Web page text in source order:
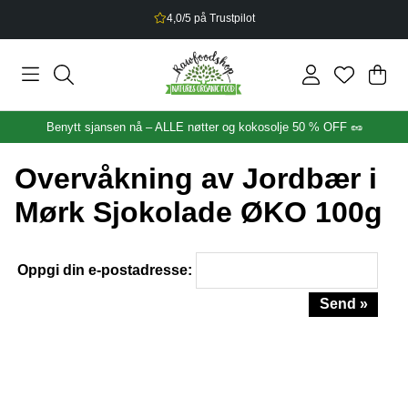
4,0/5 på Trustpilot
.
Benytt sjansen nå – ALLE nøtter og kokosolje 50 % OFF 🥜
Overvåkning av Jordbær i
Mørk Sjokolade ØKO 100g
Oppgi din e-postadresse:
Send »